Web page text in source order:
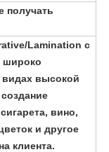
получать
Lamination с
широко
видах высокой
вино,
и другое
клиента.